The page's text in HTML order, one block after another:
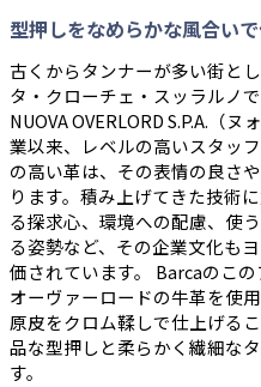
型押しをなめらかな風合い
古くからタンナーが多い街と
タ・クローチェ・スッラルノ
NUOVA OVERLORD S.P.A.（
業以来、レベルの高いスタッ
の高い革は、その表情の良さ
ります。積み上げてきた技術
る探求心、環境への配慮、使
る姿勢など、その企業文化も
価されています。 Barcaのこ
オーヴァーロードの牛革を使
原皮をクロム鞣しで仕上げる
品な型押しと柔らかく繊細な
す。